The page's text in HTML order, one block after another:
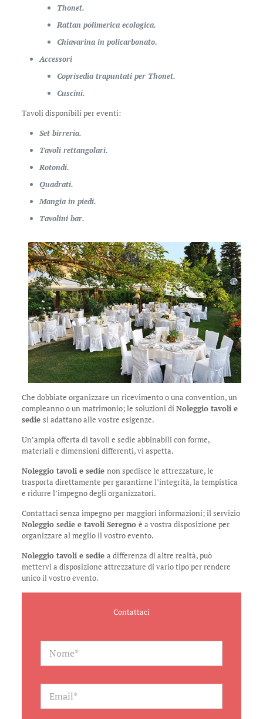
Thonet.
Rattan polimerica ecologica.
Chiavarina in policarbonato.
Accessori
Coprisedia trapuntati per Thonet.
Cuscini.
Tavoli disponibili per eventi:
Set birreria.
Tavoli rettangolari.
Rotondi.
Quadrati.
Mangia in piedi.
Tavolini bar.
Che dobbiate organizzare un ricevimento o una convention, un
compleanno o un matrimonio; le soluzioni di Noleggio tavoli e
sedie si adattano alle vostre esigenze.
Un’ampia offerta di tavoli e sedie abbinabili con forme,
materiali e dimensioni differenti, vi aspetta.
Noleggio tavoli e sedie non spedisce le attrezzature, le
trasporta direttamente per garantirne l’integrità, la tempistica
e ridurre l’impegno degli organizzatori.
Contattaci senza impegno per maggiori informazioni; il servizio
Noleggio sedie e tavoli Seregno è a vostra disposizione per
organizzare al meglio il vostro evento.
Noleggio tavoli e sedie a differenza di altre realtà, può
mettervi a disposizione attrezzature di vario tipo per rendere
unico il vostro evento.
Contattaci
N
m
*E
a